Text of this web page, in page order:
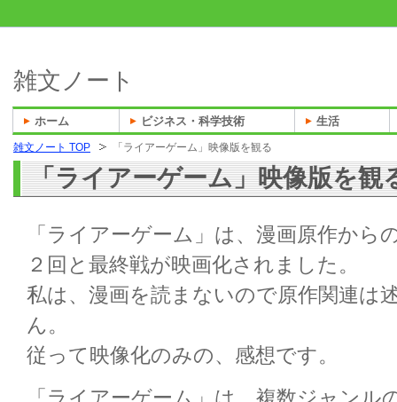
雑文ノート TOP 「ライアーゲーム」映像版を観る
「ライアーゲーム」映像版を観
「ライアーゲーム」は、漫画原作から
２回と最終戦が映画化されました。
私は、漫画を読まないので原作関連は
ん。
従って映像化のみの、感想です。
雑文ノート
ホーム ビジネス・科学技術 生活